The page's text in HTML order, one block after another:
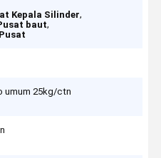
Kepala Silinder,
baut,
umum 25kg/ctn